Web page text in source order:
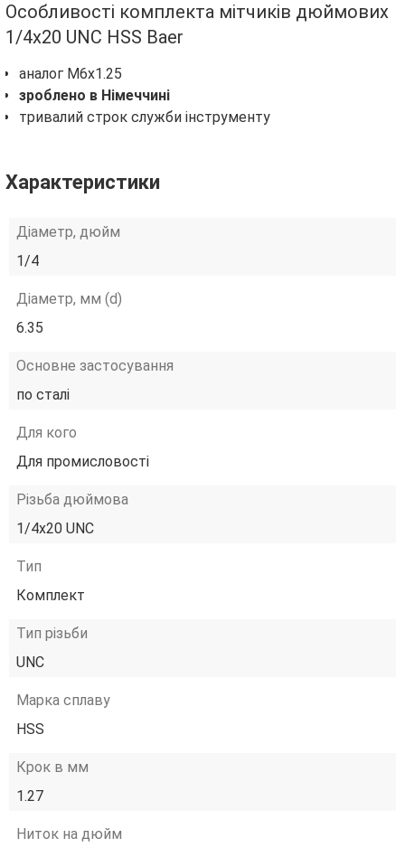
Особливості комплекта мітчиків дюймових
1/4х20 UNC HSS Baer
аналог М6х1.25
зроблено в Німеччині
тривалий строк служби інструменту
Характеристики
Діаметр, дюйм
1/4
Діаметр, мм (d)
6.35
Основне застосування
по сталі
Для кого
Для промисловості
Різьба дюймова
1/4х20 UNC
Тип
Комплект
Тип різьби
UNC
Марка сплаву
HSS
Крок в мм
1.27
Ниток на дюйм